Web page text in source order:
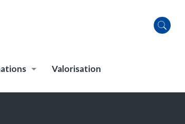
Valorisation